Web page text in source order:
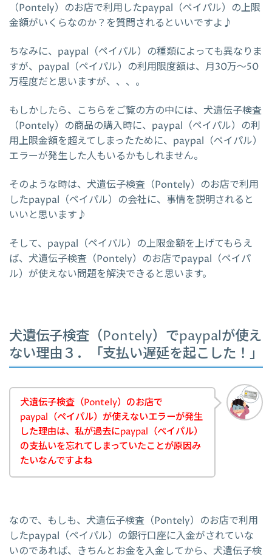
（Pontely）のお店で利用したpaypal（ペイパル）の上限
金額がいくらなのか？を質問されるといいですよ♪
ちなみに、paypal（ペイパル）の種類によっても異なりま
すが、paypal（ペイパル）の利用限度額は、月30万～50
万程度だと思いますが、、、。
もしかしたら、こちらをご覧の方の中には、犬遺伝子検査
（Pontely）の商品の購入時に、paypal（ペイパル）の利
用上限金額を超えてしまったために、paypal（ペイパル）
エラーが発生した人もいるかもしれません。
そのような時は、犬遺伝子検査（Pontely）のお店で利用
したpaypal（ペイパル）の会社に、事情を説明されると
いいと思います♪
そして、paypal（ペイパル）の上限金額を上げてもらえ
ば、犬遺伝子検査（Pontely）のお店でpaypal（ペイパ
ル）が使えない問題を解決できると思います。
犬遺伝子検査（Pontely）でpaypalが使え
ない理由３．「支払い遅延を起こした！」
犬遺伝子検査（Pontely）のお店で
paypal（ペイパル）が使えないエラーが発生
した理由は、私が過去にpaypal（ペイパル）
の支払いを忘れてしまっていたことが原因み
たいなんですよね
なので、もしも、犬遺伝子検査（Pontely）のお店で利用
したpaypal（ペイパル）の銀行口座に入金がされていな
いのであれば、きちんとお金を入金してから、犬遺伝子検